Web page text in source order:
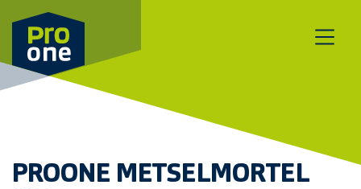
Meteen naar de content
PROONE METSELMORTEL